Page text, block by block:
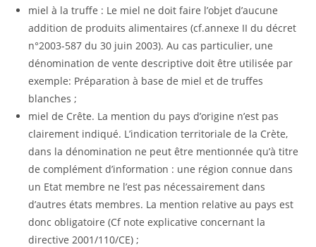
miel à la truffe : Le miel ne doit faire l’objet d’aucune
addition de produits alimentaires (cf.annexe II du décret
n°2003-587 du 30 juin 2003). Au cas particulier, une
dénomination de vente descriptive doit être utilisée par
exemple: Préparation à base de miel et de truffes
blanches ;
miel de Crête. La mention du pays d’origine n’est pas
clairement indiqué. L’indication territoriale de la Crète,
dans la dénomination ne peut être mentionnée qu’à titre
de complément d’information : une région connue dans
un Etat membre ne l’est pas nécessairement dans
d’autres états membres. La mention relative au pays est
donc obligatoire (Cf note explicative concernant la
directive 2001/110/CE) ;